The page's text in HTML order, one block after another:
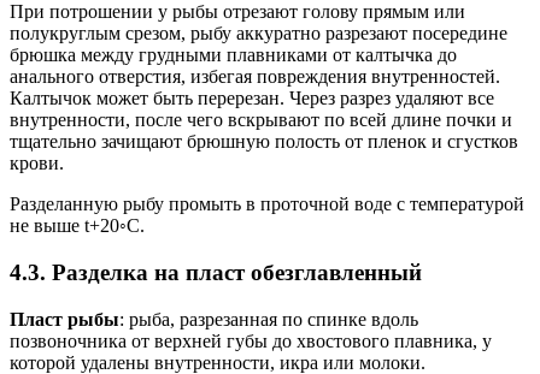
При потрошении у рыбы отрезают голову прямым или
полукруглым срезом, рыбу аккуратно разрезают посередине
брюшка между грудными плавниками от калтычка до
анального отверстия, избегая повреждения внутренностей.
Калтычок может быть перерезан. Через разрез удаляют все
внутренности, после чего вскрывают по всей длине почки и
тщательно зачищают брюшную полость от пленок и сгустков
крови.
Разделанную рыбу промыть в проточной воде с температурой
не выше t+20◦С.
4.3. Разделка на пласт обезглавленный
Пласт рыбы: рыба, разрезанная по спинке вдоль
позвоночника от верхней губы до хвостового плавника, у
которой удалены внутренности, икра или молоки.